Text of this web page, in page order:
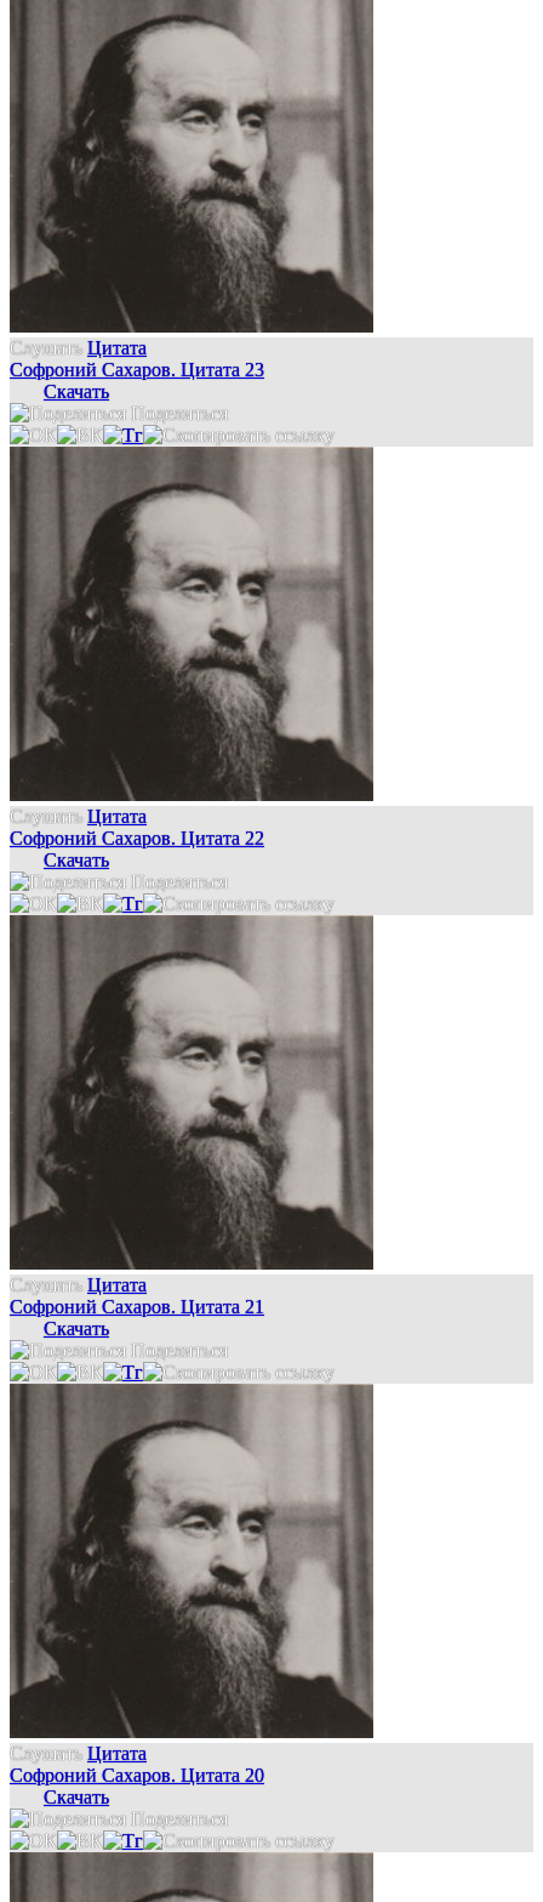
Слушать Цитата
Софроний Сахаров. Цитата 23
Скачать
Поделиться
Слушать Цитата
Софроний Сахаров. Цитата 22
Скачать
Поделиться
Слушать Цитата
Софроний Сахаров. Цитата 21
Скачать
Поделиться
Слушать Цитата
Софроний Сахаров. Цитата 20
Скачать
Поделиться